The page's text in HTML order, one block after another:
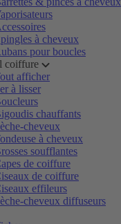
à cheveux
pour boucles
coiffure
afficher
à lisser
chauffants
cheveux
à cheveux
soufflantes
de coiffure
de coiffure
effileurs
cheveux diffuseurs